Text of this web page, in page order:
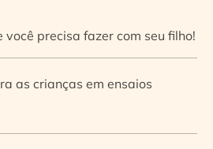
precisa fazer com seu filho!
as crianças em ensaios